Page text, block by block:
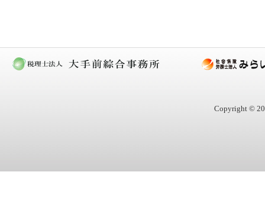
Copyright ©